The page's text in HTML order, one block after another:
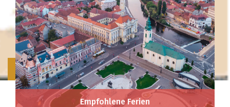
Empfohlene Ferien